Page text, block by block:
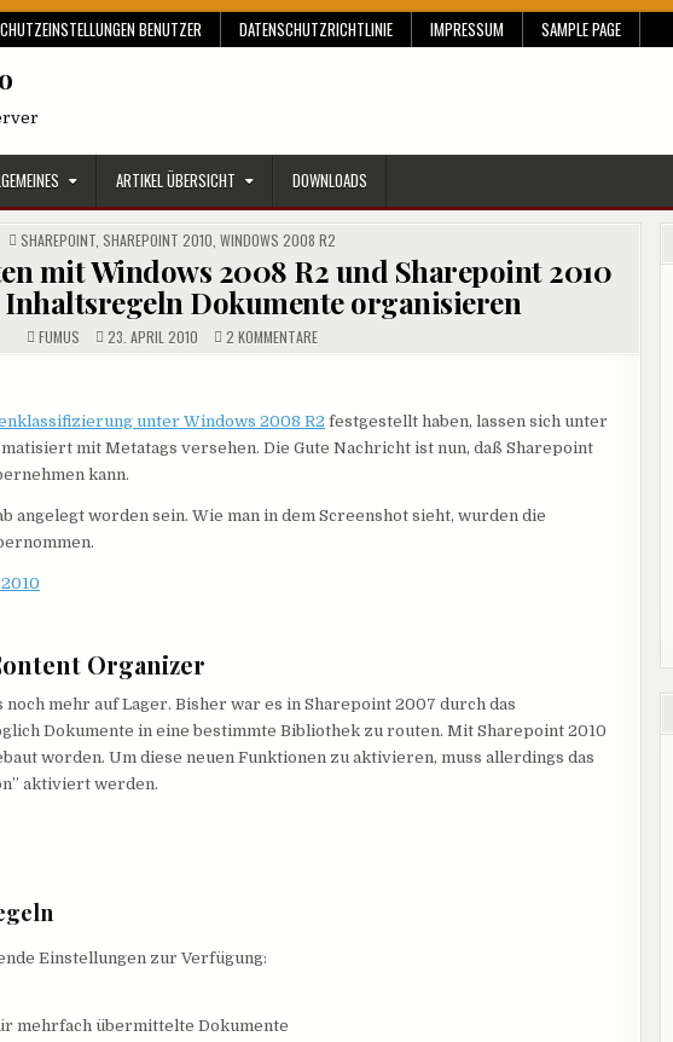
BENUTZER DATENSCHUTZRICHTLINIE IMPRESSUM SAMPLE PAGE
ARTIKEL ÜBERSICHT DOWNLOADS
POSTED
IN
SHAREPOINT, SHAREPOINT 2010 WINDOWS 2008 R2
mit Windows 2008 R2 und Sharepoint 2010
Inhaltsregeln Dokumente organisieren
FUMUS 23. APRIL 2010 2 KOMMENTAREZU
DOKUMENTE
R2
SHAREPOINT
–
MIT
unter Windows 2008 R2 festgestellt haben, lassen sich unter
mit Metatags versehen. Die Gute Nachricht ist nun, daß Sharepoint
kann.
angelegt worden sein. Wie man in dem Screenshot sieht, wurden die
Organizer
mehr auf Lager. Bisher war es in Sharepoint 2007 durch das
Dokumente in eine bestimmte Bibliothek zu routen. Mit Sharepoint 2010
worden. Um diese neuen Funktionen zu aktivieren, muss allerdings das
aktiviert werden.
Einstellungen zur Verfügung:
mehrfach übermittelte Dokumente